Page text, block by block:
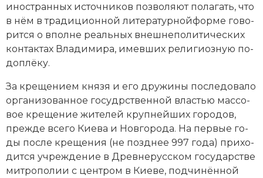
иностранных ис­точ­ни­ков по­зво­ля­ют по­ла­гать, что
в нём в тра­ди­ци­он­ной литературнойфор­ме го­во­
рит­ся о впол­не ре­аль­ных внеш­не­по­ли­тических
кон­так­тах Вла­ди­ми­ра, имев­ших ре­лигиозную по­
до­п­лё­ку.
За кре­ще­ни­ем кня­зя и его дру­жи­ны по­сле­до­ва­ло
ор­га­ни­зо­ван­ное госудрственной вла­стью мас­со­
вое кре­ще­ние жи­те­лей круп­ней­ших го­ро­дов,
пре­ж­де все­го Кие­ва и Нов­го­ро­да. На пер­вые го­
ды по­сле кре­ще­ния (не позд­нее 997 года) при­хо­
дит­ся уч­ре­ж­де­ние в Древнерусском государстве
ми­тро­по­лии с цен­тром в Кие­ве, под­чи­нён­ной